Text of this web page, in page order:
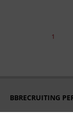
1
BBRECRUITING